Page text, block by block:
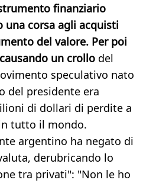
finanziario
una corsa agli acquisti
del valore. Per poi
un crollo del
speculativo nato
del presidente era
di dollari di perdite a
tutto il mondo.
argentino ha negato di
derubricando lo
tra privati": "Non le ho